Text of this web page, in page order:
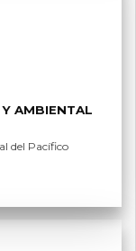
Y AMBIENTAL
del Pacífico